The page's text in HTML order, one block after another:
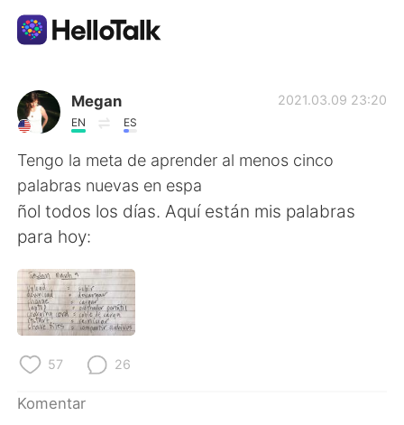
Aplikasi Pertukaran Bahasa
AI Grammar Checker
Indonesia
English
繁體中文
العربية
Deutsch
Megan
EN ES
2021.03.09 23:20
Tengo la meta de aprender al menos cinco
palabras nuevas en espa
ñol todos los días. Aquí están mis palabras
para hoy:
57 26
Komentar